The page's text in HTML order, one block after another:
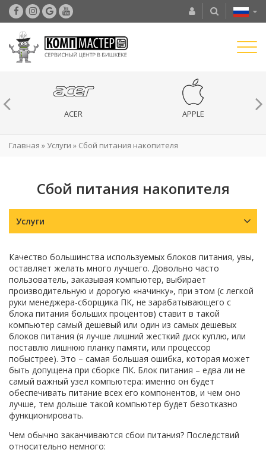
ACER APPLE
Главная »Услуги » Сбой питания накопителя
Сбой питания накопителя
Услуги
Качество большинства используемых блоков питания, увы,
оставляет желать много лучшего. Довольно часто
пользователь, заказывая компьютер, выбирает
производительную и дорогую «начинку», при этом (с легкой
руки менеджера-сборщика ПК, не зарабатывающего с
блока питания больших процентов) ставит в такой
компьютер самый дешевый или один из самых дешевых
блоков питания (я лучше лишний жесткий диск куплю, или
поставлю лишнюю планку памяти, или процессор
побыстрее). Это – самая большая ошибка, которая может
быть допущена при сборке ПК. Блок питания – едва ли не
самый важный узел компьютера: именно он будет
обеспечивать питание всех его компонентов, и чем оно
лучше, тем дольше такой компьютер будет безотказно
функционировать.
Чем обычно заканчиваются сбои питания? Последствий
относительно немного: